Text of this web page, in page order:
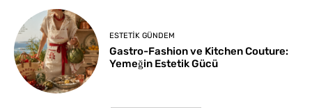
ESTETIK GÜNDEM
Gastro-Fashion ve Kitchen Couture:
Yemeğin Estetik Gücü